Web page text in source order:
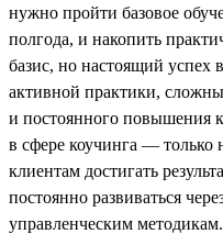
нужно пройти базовое
полгода, и накопить
базис, но настоящий успех
активной практики,
и постоянного повышения
в сфере коучинга — только
клиентам достигать
постоянно развиваться
управленческим методикам.